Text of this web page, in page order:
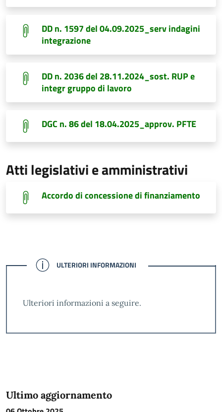
DD n. 1597 del 04.09.2025_serv indagini
integrazione
DD n. 2036 del 28.11.2024_sost. RUP e
integr gruppo di lavoro
DGC n. 86 del 18.04.2025_approv. PFTE
Atti legislativi e amministrativi
Accordo di concessione di finanziamento
CONFERMATO
ULTERIORI INFORMAZIONI
Ulteriori informazioni a seguire.
Ultimo aggiornamento